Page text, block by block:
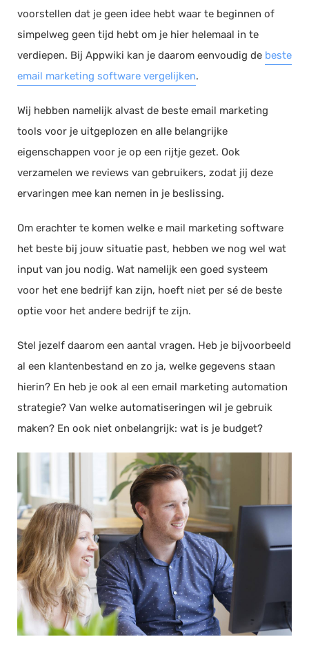
voorstellen dat je geen idee hebt waar te beginnen of
simpelweg geen tijd hebt om je hier helemaal in te
verdiepen. Bij Appwiki kan je daarom eenvoudig de beste
email marketing software vergelijken.
Wij hebben namelijk alvast de beste email marketing
tools voor je uitgeplozen en alle belangrijke
eigenschappen voor je op een rijtje gezet. Ook
verzamelen we reviews van gebruikers, zodat jij deze
ervaringen mee kan nemen in je beslissing.
Om erachter te komen welke e mail marketing software
het beste bij jouw situatie past, hebben we nog wel wat
input van jou nodig. Wat namelijk een goed systeem
voor het ene bedrijf kan zijn, hoeft niet per sé de beste
optie voor het andere bedrijf te zijn.
Stel jezelf daarom een aantal vragen. Heb je bijvoorbeeld
al een klantenbestand en zo ja, welke gegevens staan
hierin? En heb je ook al een email marketing automation
strategie? Van welke automatiseringen wil je gebruik
maken? En ook niet onbelangrijk: wat is je budget?